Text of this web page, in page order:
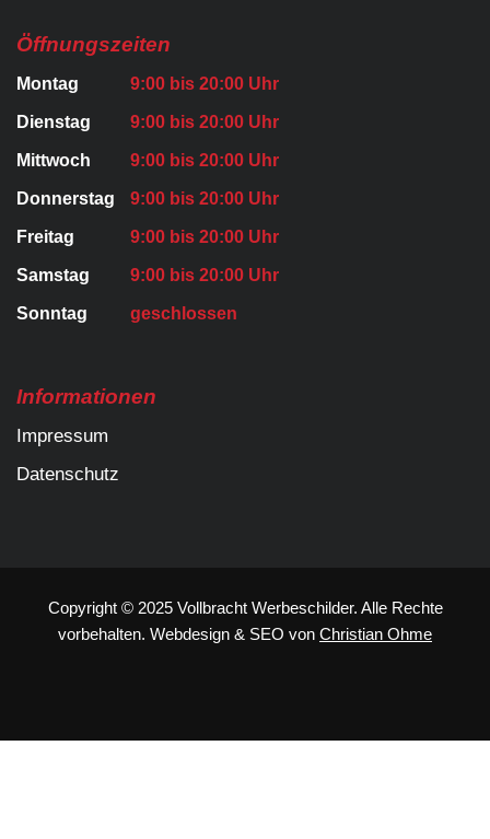
Öffnungszeiten
Montag 9:00 bis 20:00 Uhr
Dienstag 9:00 bis 20:00 Uhr
Mittwoch 9:00 bis 20:00 Uhr
Donnerstag 9:00 bis 20:00 Uhr
Freitag 9:00 bis 20:00 Uhr
Samstag 9:00 bis 20:00 Uhr
Sonntag geschlossen
Informationen
Impressum
Datenschutz
Copyright © 2025 Vollbracht Werbeschilder. Alle Rechte
vorbehalten. Webdesign & SEO von Christian Ohme